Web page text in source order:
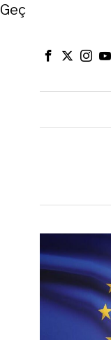
Close
Geç